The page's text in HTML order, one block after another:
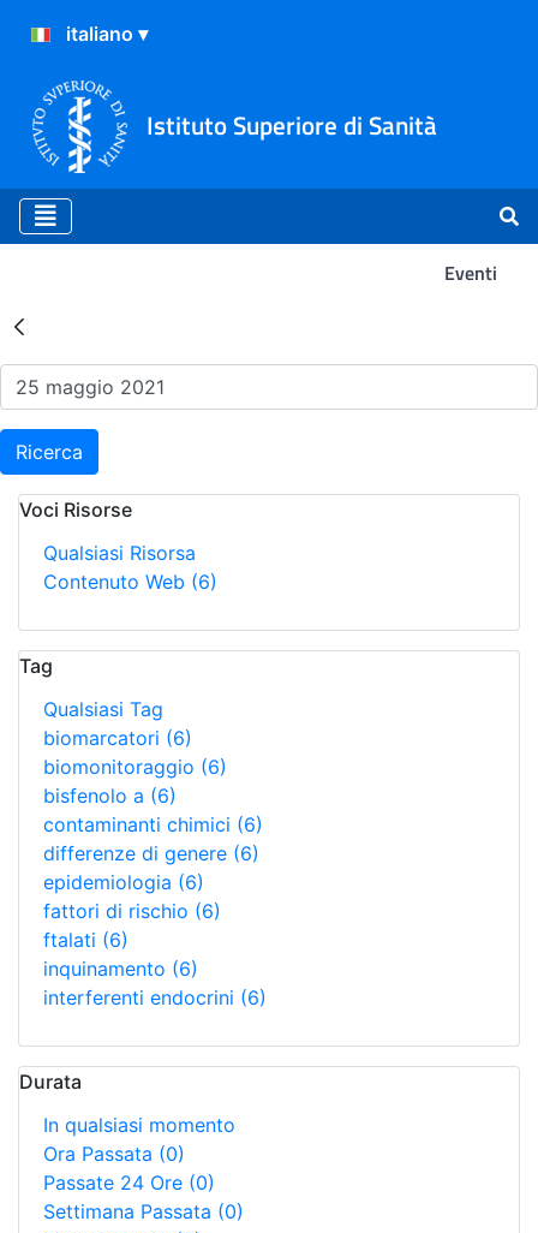
Istituto Superiore di Sanità
Eventi
Risultati della Ricerca -
Ricerca
Voci Risorse
Qualsiasi Risorsa
Contenuto Web (6)
Tag
Qualsiasi Tag
biomarcatori (6)
biomonitoraggio (6)
bisfenolo a (6)
contaminanti chimici (6)
differenze di genere (6)
epidemiologia (6)
fattori di rischio (6)
ftalati (6)
inquinamento (6)
interferenti endocrini (6)
Durata
In qualsiasi momento
Ora Passata (0)
Passate 24 Ore (0)
Settimana Passata (0)